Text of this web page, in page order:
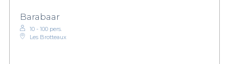
Barabaar
10 - 100 pers.
Les Brotteaux